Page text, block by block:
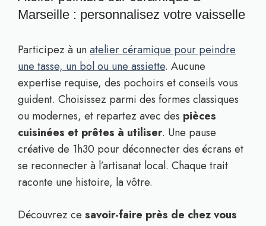
Marseille : personnalisez votre vaisselle
Participez à unatelier céramique pour peindre
une tasse, un bol ou une assiette. Aucune
expertise requise, des pochoirs et conseils vous
guident. Choisissez parmi des formes classiques
ou modernes, et repartez avec des pièces
cuisinées et prêtes à utiliser. Une pause
créative de 1h30 pour déconnecter des écrans et
se reconnecter à l’artisanat local. Chaque trait
raconte une histoire, la vôtre.
Découvrez ce savoir-faire près de chez vous